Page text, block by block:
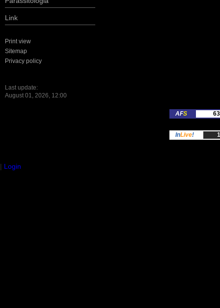
Link
Print view
Sitemap
Privacy policy
Last update:
August 01, 2026, 12:00
AFS
InLive!
| Login